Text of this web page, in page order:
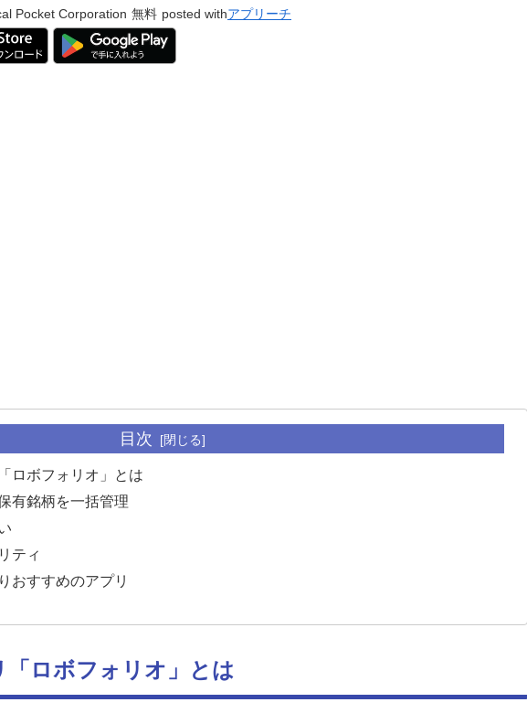
Pocket Corporation 無料 posted withアプリーチ
目次
ロボフォリオ」とは
有銘柄を一括管理
ティ
おすすめのアプリ
「ロボフォリオ」とは